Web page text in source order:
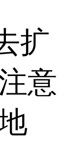
扩
意